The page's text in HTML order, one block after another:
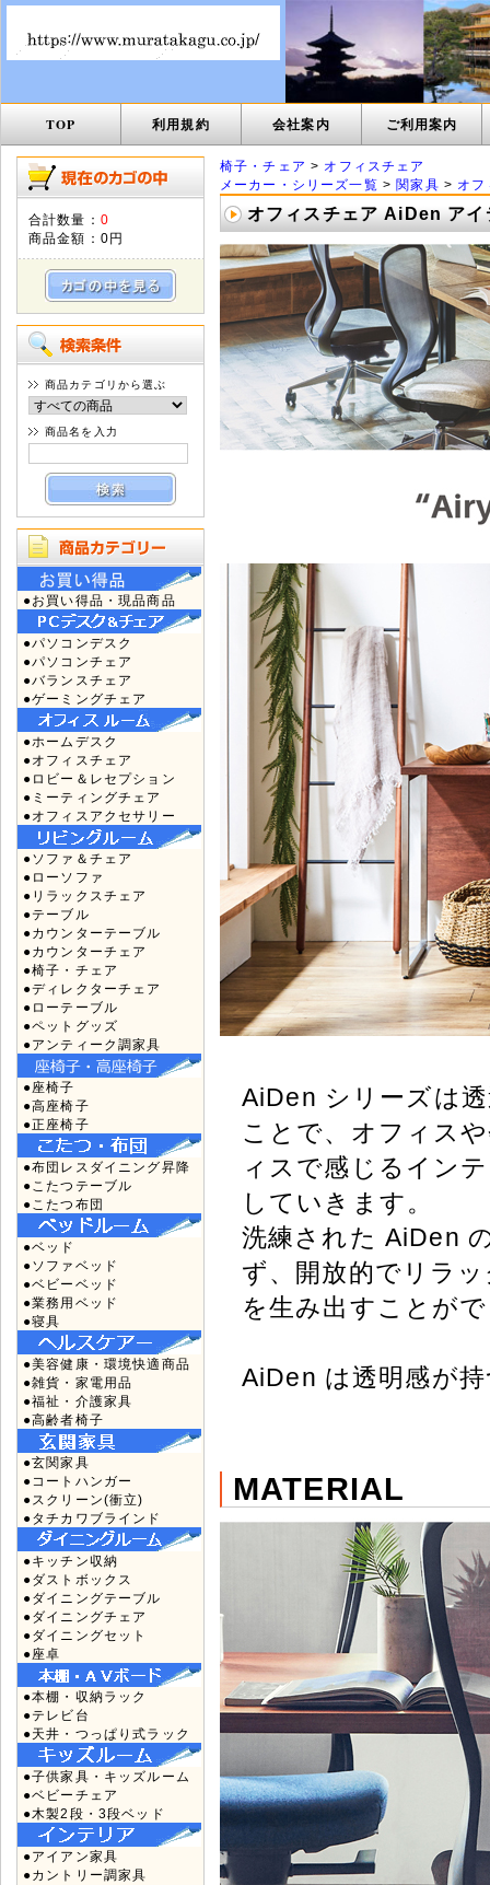
TOP 利用規約 会社案内 ご利用案内
合計数量： 0
商品金額： 0円
商品カテゴリから選ぶ
商品名を入力
●お買い得品・現品商品
●パソコンデスク
●パソコンチェア
●バランスチェア
●ゲーミングチェア
●ホームデスク
●オフィスチェア
●ロビー＆レセプション
●ミーティングチェア
●オフィスアクセサリー
●ソファ＆チェア
●ローソファ
●リラックスチェア
●テーブル
●カウンターテーブル
●カウンターチェア
●椅子・チェア
●ディレクターチェア
●ローテーブル
●ペットグッズ
●アンティーク調家具
●座椅子
●高座椅子
●正座椅子
●布団レスダイニング昇降
●こたつテーブル
●こたつ布団
●ベッド
●ソファベッド
●ベビーベッド
●業務用ベッド
●寝具
●美容健康・環境快適商品
●雑貨・家電用品
●福祉・介護家具
●高齢者椅子
●玄関家具
●コートハンガー
●スクリーン(衝立)
●タチカワブラインド
●キッチン収納
●ダストボックス
●ダイニングテーブル
●ダイニングチェア
●ダイニングセット
●座卓
●本棚・収納ラック
●テレビ台
●天井・つっぱり式ラック
●子供家具・キッズルーム
●ベビーチェア
●木製2段・3段ベッド
●アイアン家具
●カントリー調家具
椅子・チェア > オフィスチェア
メーカー・シリーズ一覧 >関家具 > オフ
オフィスチェア AiDen ア
AiDen シリーズは
ことで、オフィス
ィスで感じるイン
していきます。
洗練された AiDen
ず、開放的でリラ
を生み出すことが
AiDen は透明感が
MATERIAL